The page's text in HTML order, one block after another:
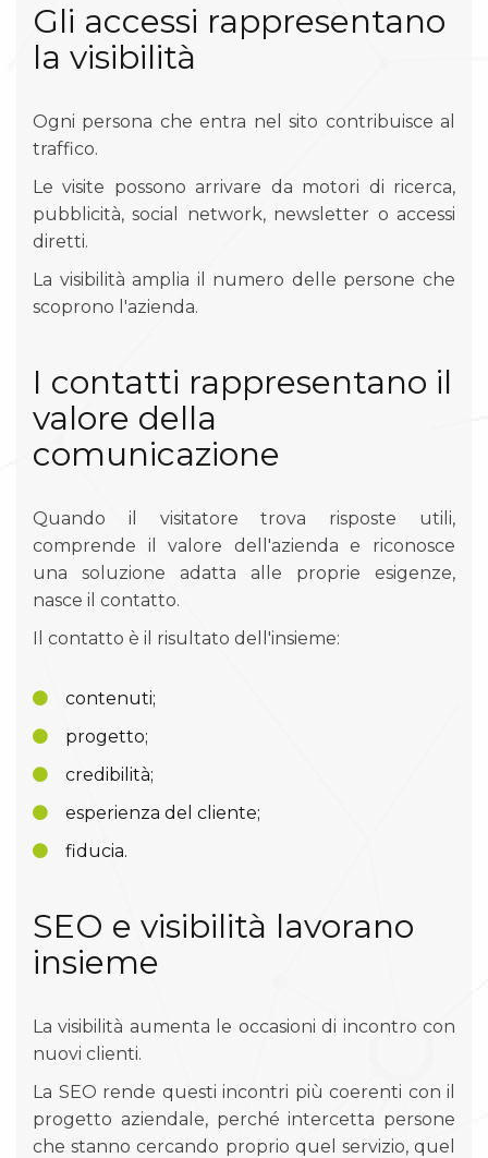
Gli accessi rappresentano
la visibilità
Ogni persona che entra nel sito contribuisce al
traffico.
Le visite possono arrivare da motori di ricerca,
pubblicità, social network, newsletter o accessi
diretti.
La visibilità amplia il numero delle persone che
scoprono l'azienda.
I contatti rappresentano il
valore della
comunicazione
Quando il visitatore trova risposte utili,
comprende il valore dell'azienda e riconosce
una soluzione adatta alle proprie esigenze,
nasce il contatto.
Il contatto è il risultato dell'insieme:
contenuti;
progetto;
credibilità;
esperienza del cliente;
fiducia.
SEO e visibilità lavorano
insieme
La visibilità aumenta le occasioni di incontro con
nuovi clienti.
La SEO rende questi incontri più coerenti con il
progetto aziendale, perché intercetta persone
che stanno cercando proprio quel servizio, quel